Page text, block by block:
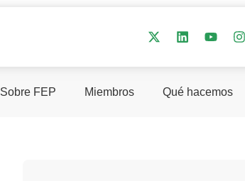
Sobre FEP Miembros Qué hacemos